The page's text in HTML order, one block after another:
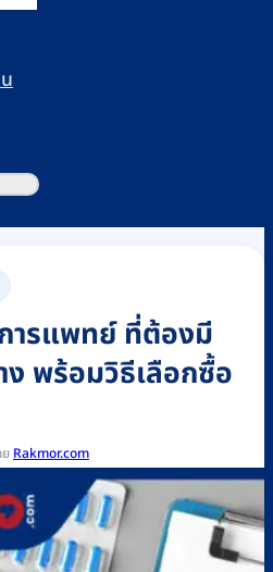
ารแพทย์ ที่ต้องมี
ง พร้อมวิธีเลือกซื้อ
Rakmor.com